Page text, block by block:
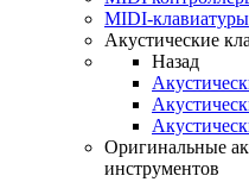
MIDI-клавиатуры
Акустические
Назад
Оригинальные
инструментов